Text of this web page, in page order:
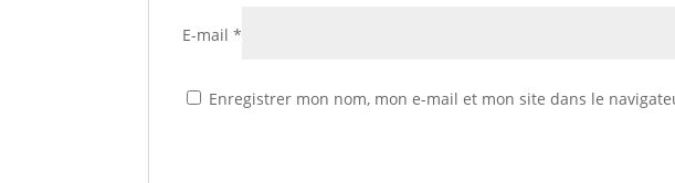
E-mail*
Enregistrer mon nom, mon e-mail et mon site dans le